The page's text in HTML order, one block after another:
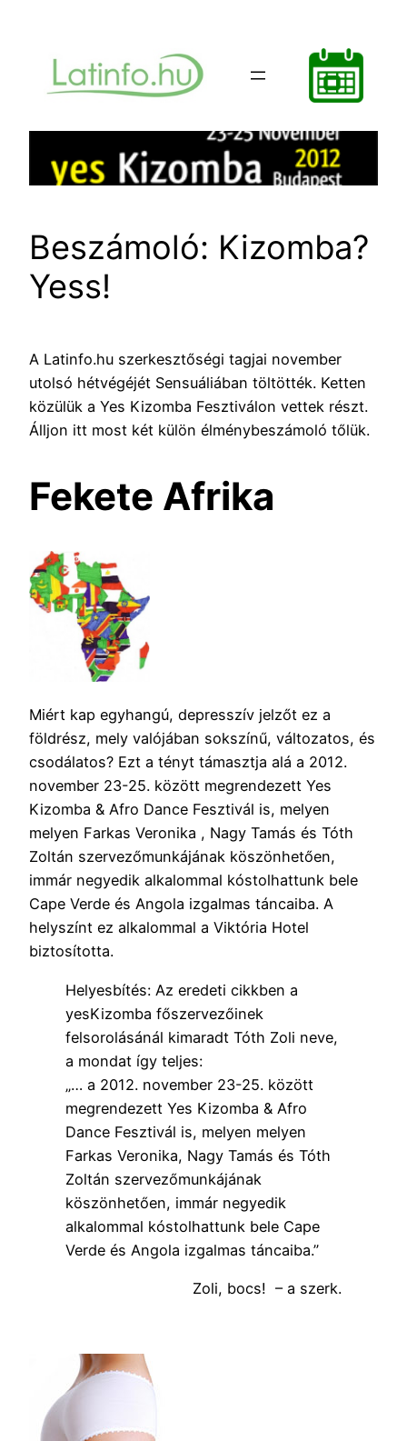
tartalomhoz
Beszámoló: Kizomba?
Yess!
A Latinfo.hu szerkesztőségi tagjai november
utolsó hétvégéjét Sensuáliában töltötték. Ketten
közülük a Yes Kizomba Fesztiválon vettek részt.
Álljon itt most két külön élménybeszámoló tőlük.
Fekete Afrika
Miért kap egyhangú, depresszív jelzőt ez a
földrész, mely valójában sokszínű, változatos, és
csodálatos? Ezt a tényt támasztja alá a 2012.
november 23-25. között megrendezett Yes
Kizomba & Afro Dance Fesztivál is, melyen
melyen Farkas Veronika , Nagy Tamás és Tóth
Zoltán szervezőmunkájának köszönhetően,
immár negyedik alkalommal kóstolhattunk bele
Cape Verde és Angola izgalmas táncaiba. A
helyszínt ez alkalommal a Viktória Hotel
biztosította.
Helyesbítés: Az eredeti cikkben a
yesKizomba főszervezőinek
felsorolásánál kimaradt Tóth Zoli neve,
a mondat így teljes:
„… a 2012. november 23-25. között
megrendezett Yes Kizomba & Afro
Dance Fesztivál is, melyen melyen
Farkas Veronika, Nagy Tamás és Tóth
Zoltán szervezőmunkájának
köszönhetően, immár negyedik
alkalommal kóstolhattunk bele Cape
Verde és Angola izgalmas táncaiba.”
Zoli, bocs! – a szerk.